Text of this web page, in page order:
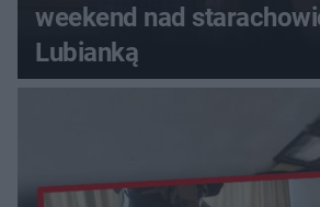
weekend nad
Lubianką